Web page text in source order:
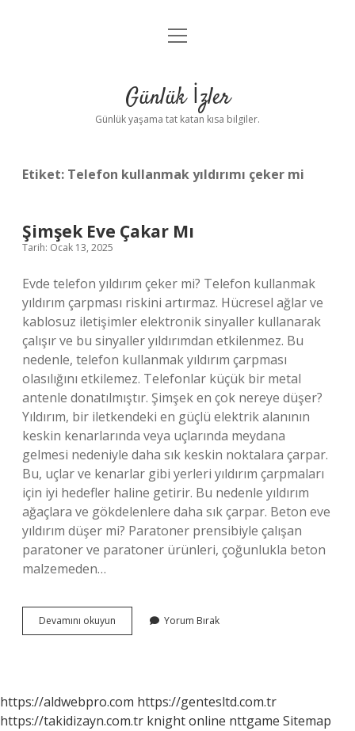
Anasayfa
Yasal Uyarı
menüyü
Günlük İzler
Günlük yaşama tat katan kısa bilgiler.
Etiket: Telefon kullanmak yıldırımı çeker mi
Şimşek Eve Çakar Mı
Tarih: Ocak 13, 2025
Evde telefon yıldırım çeker mi? Telefon kullanmak
yıldırım çarpması riskini artırmaz. Hücresel ağlar ve
kablosuz iletişimler elektronik sinyaller kullanarak
çalışır ve bu sinyaller yıldırımdan etkilenmez. Bu
nedenle, telefon kullanmak yıldırım çarpması
olasılığını etkilemez. Telefonlar küçük bir metal
antenle donatılmıştır. Şimşek en çok nereye düşer?
Yıldırım, bir iletkendeki en güçlü elektrik alanının
keskin kenarlarında veya uçlarında meydana
gelmesi nedeniyle daha sık keskin noktalara çarpar.
Bu, uçlar ve kenarlar gibi yerleri yıldırım çarpmaları
için iyi hedefler haline getirir. Bu nedenle yıldırım
ağaçlara ve gökdelenlere daha sık çarpar. Beton eve
yıldırım düşer mi? Paratoner prensibiyle çalışan
paratoner ve paratoner ürünleri, çoğunlukla beton
malzemeden…
Devamını okuyun
Eve
Yorum Bırak
https://aldwebpro.com https://gentesltd.com.tr
https://takidizayn.com.tr knight online nttgame Sitemap